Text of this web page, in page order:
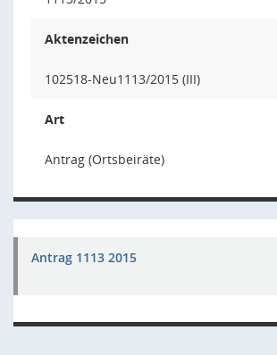
Aktenzeichen
102518-Neu1113/2015 (III)
Art
Antrag (Ortsbeiräte)
Antrag 1113 2015